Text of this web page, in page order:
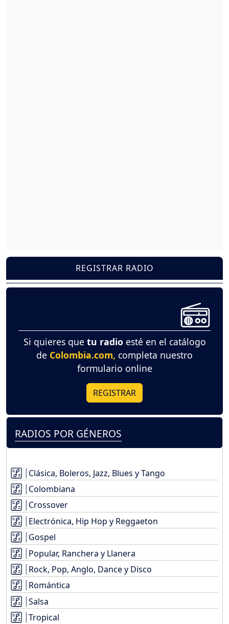
REGISTRAR RADIO
Si quieres que tu radio esté en el catálogo
de Colombia.com, completa nuestro
formulario online
REGISTRAR
RADIOS POR GÉNEROS
Clásica, Boleros, Jazz, Blues y Tango
Colombiana
Crossover
Electrónica, Hip Hop y Reggaeton
Gospel
Popular, Ranchera y Llanera
Rock, Pop, Anglo, Dance y Disco
Romántica
Salsa
Tropical